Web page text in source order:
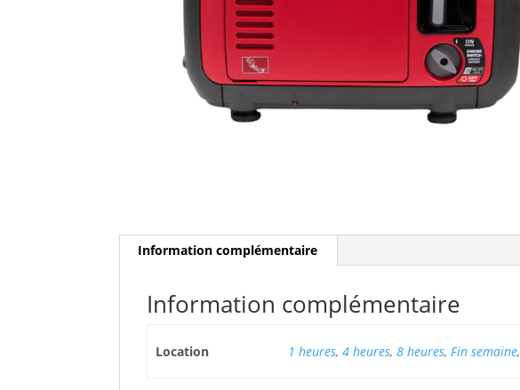
Information complémentaire
Information complémentaire
Location 1 heures, 4 heures, 8 heures, Fin semaine,